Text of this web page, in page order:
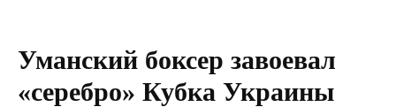
Уманский боксер завоевал
«серебро» Кубка Украины